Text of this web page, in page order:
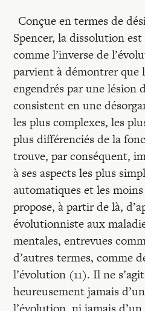
Conçue en termes de
Spencer, la dissolution
comme l’inverse de
parvient à démontrer que
engendrés par une lésion
consistent en une
les plus complexes, les
plus différenciés de la
trouve, par conséquent,
à ses aspects les plus
automatiques et les
propose, à partir de là,
évolutionniste aux
mentales, entrevues
d’autres termes, comme
l’évolution (11). Il ne
heureusement jamais